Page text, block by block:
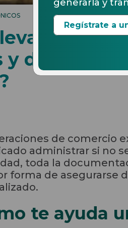
un
de soporte
de comercio
administrar si no
toda la
forma de asegurarse
te ayuda
generarla y
Regístrate a